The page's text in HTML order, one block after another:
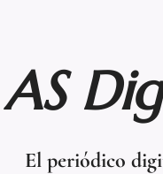
AS
El periódico